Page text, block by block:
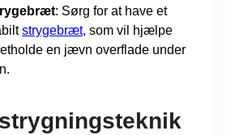
: Sørg for at have et
strygebræt, som vil hjælpe
en jævn overflade under